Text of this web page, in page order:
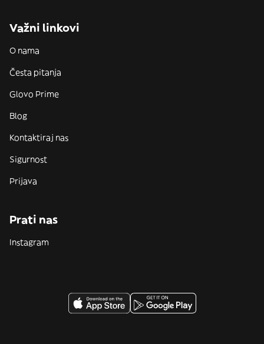
Važni linkovi
O nama
Česta pitanja
Glovo Prime
Blog
Kontaktiraj nas
Sigurnost
Prijava
Prati nas
Instagram